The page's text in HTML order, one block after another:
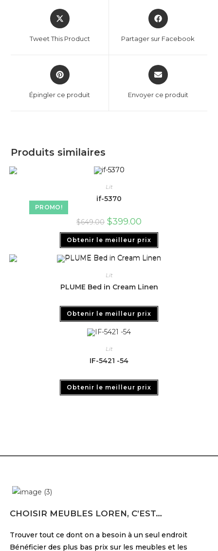
Tweet This Product Partager sur Facebook
Épingler ce produit Envoyer ce produit
Produits similaires
PROMO!
Lit
if-5370
$649.00 $399.00
Obtenir le meilleur prix
Lit
PLUME Bed in Cream Linen
Obtenir le meilleur prix
Lit
IF-5421 -54
Obtenir le meilleur prix
CHOISIR MEUBLES LOREN, C’EST…
Trouver tout ce dont on a besoin à un seul endroit
Bénéficier des plus bas prix sur les meubles et les